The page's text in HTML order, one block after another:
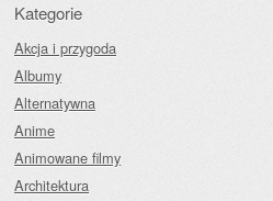
Kategorie
Akcja i przygoda
Albumy
Alternatywna
Anime
Animowane filmy
Architektura